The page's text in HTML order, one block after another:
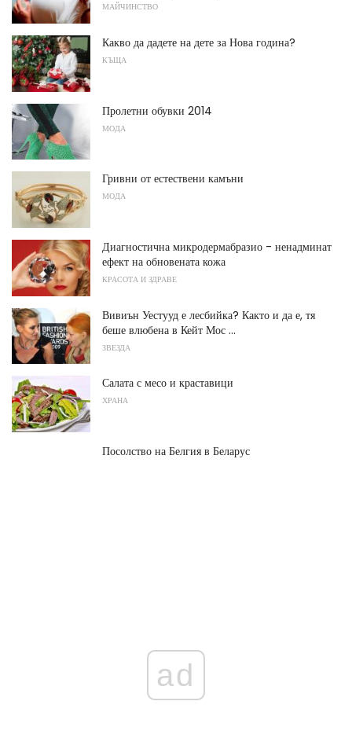
МАЙЧИНСТВО
Какво да дадете на дете за Нова година?
КЪЩА
Пролетни обувки 2014
МОДА
Гривни от естествени камъни
МОДА
Диагностична микродермабразио - ненадминат
ефект на обновената кожа
КРАСОТА И ЗДРАВЕ
Вивиън Уестууд е лесбийка? Както и да е, тя
беше влюбена в Кейт Мос ...
ЗВЕЗДА
Салата с месо и краставици
ХРАНА
Посолство на Белгия в Беларус
ad